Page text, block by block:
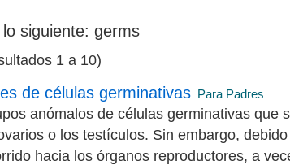
siguiente: germs
1 a 10)
de células germinativas Para Padres
anómalos de células germinativas
o los testículos. Sin embargo,
hacia los órganos reproductores, a